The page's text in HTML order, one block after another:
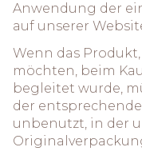
Anwendung der
auf unserer
Wenn das
möchten, beim
begleitet wurde,
der
unbenutzt, in der